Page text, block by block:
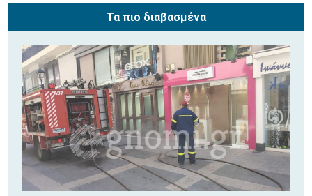
Τα πιο διαβασμένα